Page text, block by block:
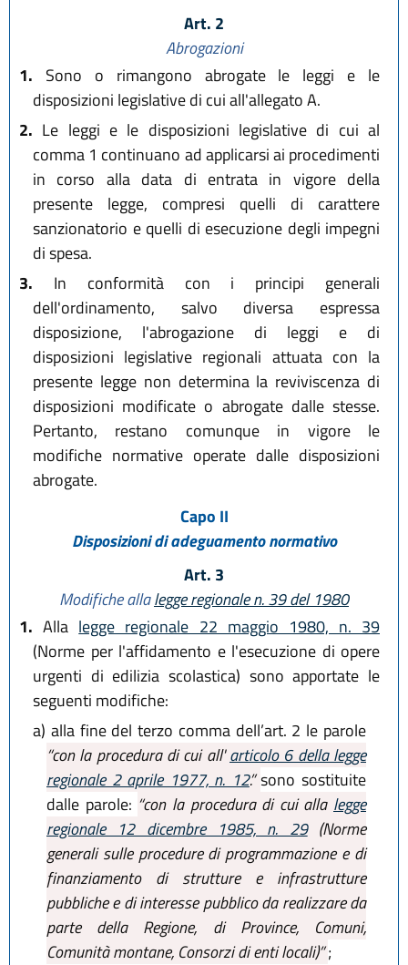
Art. 2
Abrogazioni
1. Sono o rimangono abrogate le leggi e le
disposizioni legislative di cui all'allegato A.
2. Le leggi e le disposizioni legislative di cui al
comma 1 continuano ad applicarsi ai procedimenti
in corso alla data di entrata in vigore della
presente legge, compresi quelli di carattere
sanzionatorio e quelli di esecuzione degli impegni
di spesa.
3. In conformità con i principi generali
dell'ordinamento, salvo diversa espressa
disposizione, l'abrogazione di leggi e di
disposizioni legislative regionali attuata con la
presente legge non determina la reviviscenza di
disposizioni modificate o abrogate dalle stesse.
Pertanto, restano comunque in vigore le
modifiche normative operate dalle disposizioni
abrogate.
Capo II
Disposizioni di adeguamento normativo
Art. 3
Modifiche allalegge regionale n. 39 del 1980
1. Alla legge regionale 22 maggio 1980, n. 39
(Norme per l'affidamento e l'esecuzione di opere
urgenti di edilizia scolastica) sono apportate le
seguenti modifiche:
a) alla fine del terzo comma dell’art. 2 le parole
“con la procedura di cui all'articolo 6 della legge
regionale 2 aprile 1977, n. 12.”sono sostituite
dalle parole: “con la procedura di cui alla legge
regionale 12 dicembre 1985, n. 29(Norme
generali sulle procedure di programmazione e di
finanziamento di strutture e infrastrutture
pubbliche e di interesse pubblico da realizzare da
parte della Regione, di Province, Comuni,
Comunità montane, Consorzi di enti locali)”;